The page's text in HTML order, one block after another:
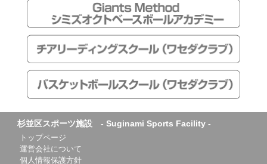
杉並区スポーツ施設 - Suginami Sports Facility -
トップページ
運営会社について
個人情報保護方針